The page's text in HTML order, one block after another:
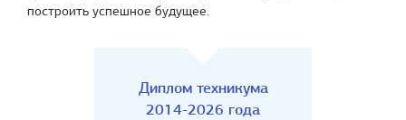
построить успешное будущее.
Диплом техникума
2014-2026 года